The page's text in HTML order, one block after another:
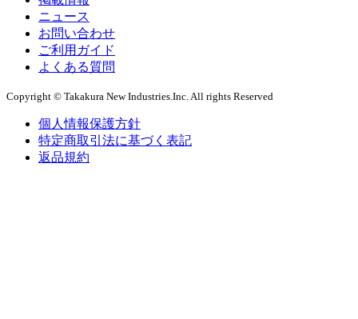
ニュース
お問い合わせ
ご利用ガイド
よくある質問
Copyright © Takakura New Industries.Inc. All rights Reserved
個人情報保護方針
特定商取引法に基づく表記
返品規約